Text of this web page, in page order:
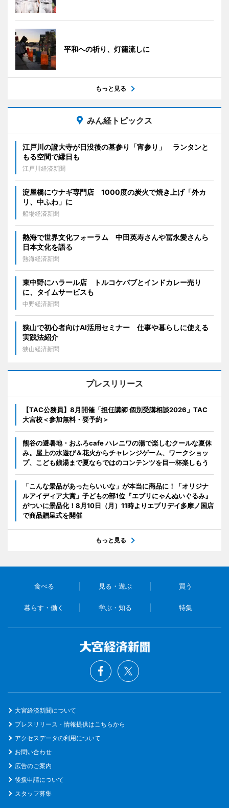
平和への祈り、灯籠流しに
もっと見る
みん経トピックス
江戸川の證大寺が日没後の墓参り「宵参り」 ランタンと
もる空間で縁日も
江戸川経済新聞
淀屋橋にウナギ専門店 1000度の炭火で焼き上げ「外カ
リ、中ふわ」に
船場経済新聞
熱海で世界文化フォーラム 中田英寿さんや冨永愛さんら
日本文化を語る
熱海経済新聞
東中野にハラール店 トルコケバブとインドカレー売り
に、タイムサービスも
中野経済新聞
狭山で初心者向けAI活用セミナー 仕事や暮らしに使える
実践法紹介
狭山経済新聞
プレスリリース
【TAC公務員】8月開催「担任講師 個別受講相談2026」TAC
大宮校＜参加無料・要予約＞
熊谷の避暑地・おふろcafe ハレニワの湯で楽しむクールな夏休
み。屋上の水遊び＆花火からチャレンジゲーム、ワークショッ
プ、こども銭湯まで夏ならではのコンテンツを目一杯楽しもう
「こんな景品があったらいいな」が本当に商品に！「オリジナ
ルアイディア大賞」子どもの部1位『エブリにゃんぬいぐるみ』
がついに景品化！8月10日（月）11時よりエブリデイ多摩ノ国店
で商品贈呈式を開催
もっと見る
食べる 見る・遊ぶ 買う
暮らす・働く 学ぶ・知る 特集
大宮経済新聞について
プレスリリース・情報提供はこちらから
アクセスデータの利用について
お問い合わせ
広告のご案内
後援申請について
スタッフ募集